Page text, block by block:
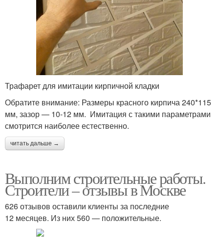
Трафарет для имитации кирпичной кладки
Обратите внимание: Размеры красного кирпича 240*115
мм, зазор — 10-12 мм. Имитация с такими параметрами
смотрится наиболее естественно.
читать дальше →
Выполним строительные работы.
Строители – отзывы в Москве
626 отзывов оставили клиенты за последние
12 месяцев. Из них 560 — положительные.